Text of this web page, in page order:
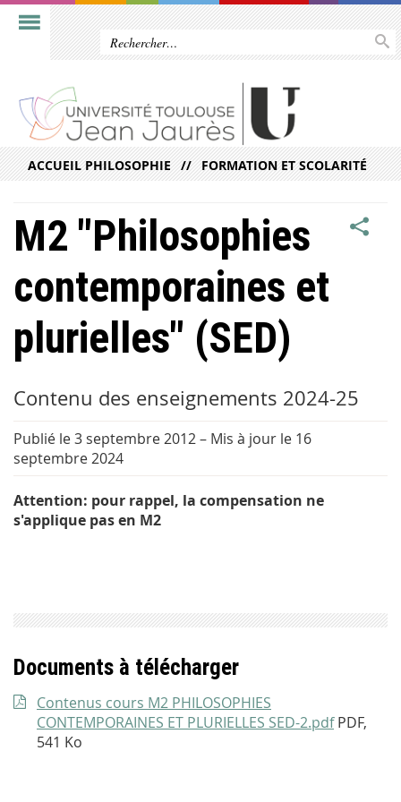
ACCUEIL PHILOSOPHIE FORMATION ET SCOLARITÉ
M2 "Philosophies
contemporaines et
plurielles" (SED)
Contenu des enseignements 2024-25
Publié le 3 septembre 2012– Mis à jour le 16
septembre 2024
Attention: pour rappel, la compensation ne
s'applique pas en M2
Documents à télécharger
Contenus cours M2 PHILOSOPHIES
CONTEMPORAINES ET PLURIELLES SED-2.pdf PDF,
541 Ko